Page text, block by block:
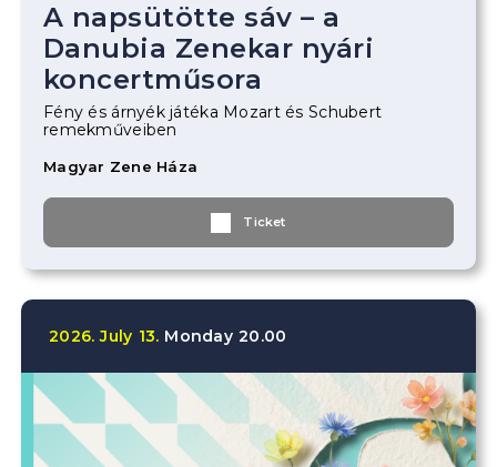
A napsütötte sáv – a
Danubia Zenekar nyári
koncertműsora
Fény és árnyék játéka Mozart és Schubert
remekműveiben
Magyar Zene Háza
Ticket
2026. July 13. Monday 20.00